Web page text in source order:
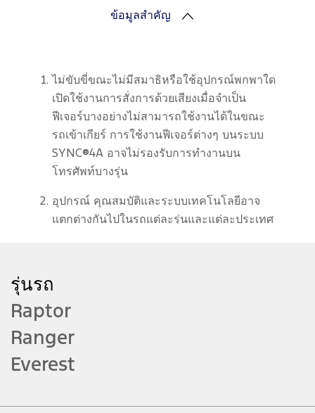
ข้อมูลสำคัญ
ไม่ขับขี่ขณะไม่มีสมาธิหรือใช้อุปกรณ์พกพาใด
เปิดใช้งานการสั่งการด้วยเสียงเมื่อจำเป็น
ฟีเจอร์บางอย่างไม่สามารถใช้งานได้ในขณะ
รถเข้าเกียร์ การใช้งานฟีเจอร์ต่างๆ บนระบบ
SYNC®4A อาจไม่รองรับการทำงานบน
โทรศัพท์บางรุ่น
อุปกรณ์ คุณสมบัติและระบบเทคโนโลยีอาจ
แตกต่างกันไปในรถแต่ละรุ่นและแต่ละประเทศ
แต่ละประเทศจะมีการเปิดเผยในโอกาสต่อไป
วิดีโอนี้ถ่ายทำด้วยรถยนต์ที่จำหน่ายในต่าง
แตกต่างจากกรุ่นที่จำหน่ายในตลาดของท่าน
รุ่นรถ
Raptor
Ranger
Everest